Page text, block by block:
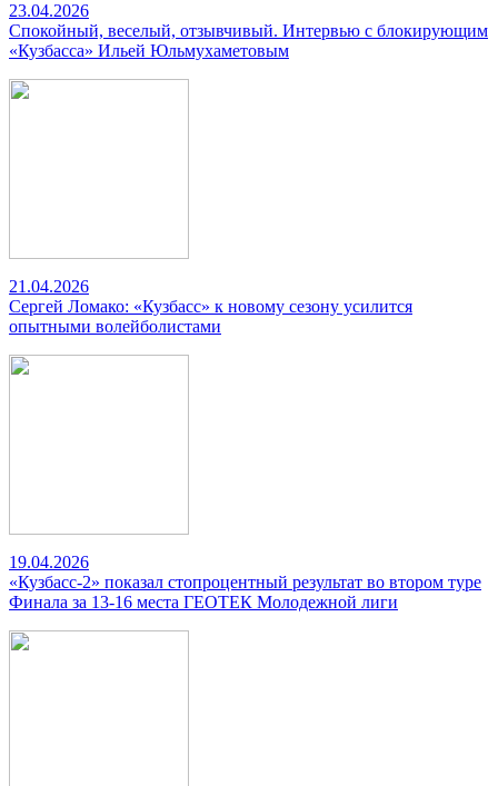
23.04.2026
Спокойный, веселый, отзывчивый. Интервью с блокирующим
«Кузбасса» Ильей Юльмухаметовым
21.04.2026
Сергей Ломако: «Кузбасс» к новому сезону усилится
опытными волейболистами
19.04.2026
«Кузбасс-2» показал стопроцентный результат во втором туре
Финала за 13-16 места ГЕОТЕК Молодежной лиги